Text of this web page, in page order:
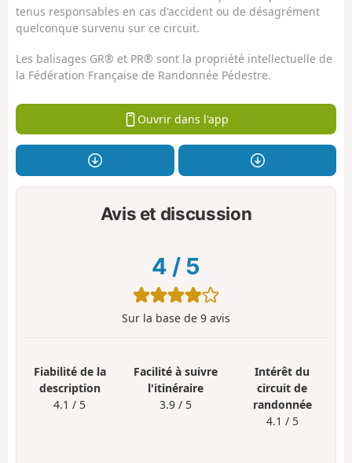
tenus responsables en cas d'accident ou de désagrément
quelconque survenu sur ce circuit.
Les balisages GR® et PR® sont la propriété intellectuelle de
la Fédération Française de Randonnée Pédestre.
Ouvrir dans l'app
Avis et discussion
4 / 5
Sur la base de 9 avis
Fiabilité de la
description
4.1 / 5
Facilité à suivre
l'itinéraire
3.9 / 5
Intérêt du
circuit de
randonnée
4.1 / 5